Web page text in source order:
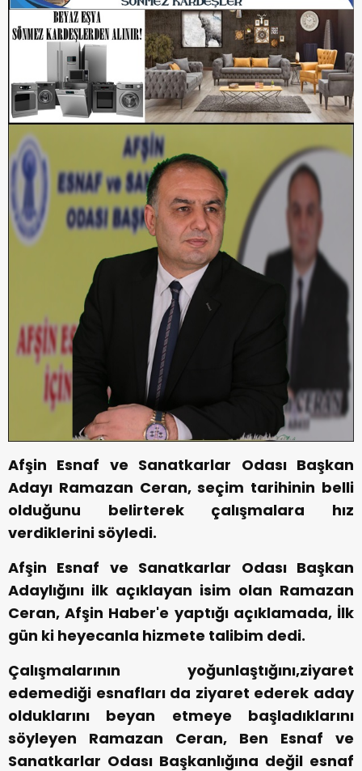
Afşin Esnaf ve Sanatkarlar Odası Başkan
Adayı Ramazan Ceran, seçim tarihinin belli
olduğunu belirterek çalışmalara hız
verdiklerini söyledi.
Afşin Esnaf ve Sanatkarlar Odası Başkan
Adaylığını ilk açıklayan isim olan Ramazan
Ceran, Afşin Haber'e yaptığı açıklamada, İlk
gün ki heyecanla hizmete talibim dedi.
Çalışmalarının yoğunlaştığını,ziyaret
edemediği esnafları da ziyaret ederek aday
olduklarını beyan etmeye başladıklarını
söyleyen Ramazan Ceran, Ben Esnaf ve
Sanatkarlar Odası Başkanlığına değil esnaf